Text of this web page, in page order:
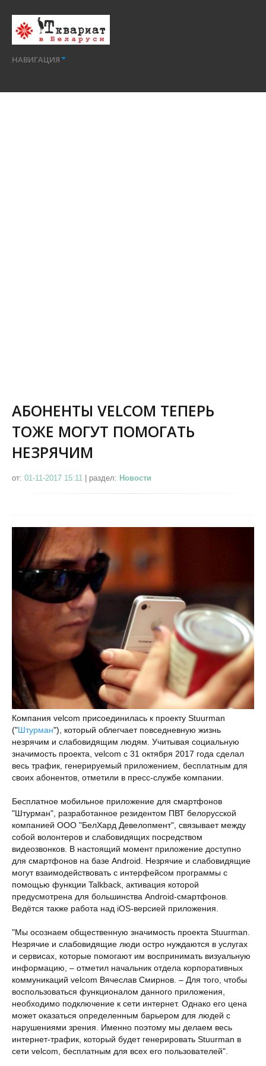
НАВИГАЦИЯ
АБОНЕНТЫ VELCOM ТЕПЕРЬ
ТОЖЕ МОГУТ ПОМОГАТЬ
НЕЗРЯЧИМ
от: 01-11-2017 15:11 раздел: Новости
Компания velcom присоединилась к проекту Stuurman
("Штурман"), который облегчает повседневную жизнь
незрячим и слабовидящим людям. Учитывая социальную
значимость проекта, velcom с 31 октября 2017 года сделал
весь трафик, генерируемый приложением, бесплатным для
своих абонентов, отметили в пресс-службе компании.
Бесплатное мобильное приложение для смартфонов
"Штурман", разработанное резидентом ПВТ белорусской
компанией ООО "БелХард Девелопмент", связывает между
собой волонтеров и слабовидящих посредством
видеозвонков. В настоящий момент приложение доступно
для смартфонов на базе Android. Незрячие и слабовидящие
могут взаимодействовать с интерфейсом программы с
помощью функции Talkback, активация которой
предусмотрена для большинства Android-смартфонов.
Ведётся также работа над iOS-версией приложения.
"Мы осознаем общественную значимость проекта Stuurman.
Незрячие и слабовидящие люди остро нуждаются в услугах
и сервисах, которые помогают им воспринимать визуальную
информацию, – отметил начальник отдела корпоративных
коммуникаций velcom Вячеслав Смирнов. – Для того, чтобы
воспользоваться функционалом данного приложения,
необходимо подключение к сети интернет. Однако его цена
может оказаться определенным барьером для людей с
нарушениями зрения. Именно поэтому мы делаем весь
интернет-трафик, который будет генерировать Stuurman в
сети velcom, бесплатным для всех его пользователей".